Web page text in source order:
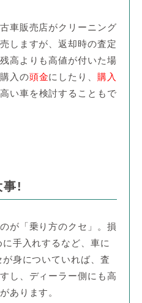
車販売店がクリーニング
しますが、返却時の査定
高よりも高値が付いた場
入の頭金にしたり、 購入
い車を検討することもで
事!
が「乗り方のクセ」。損
手入れするなど、車に
身についていれば、査
し、ディーラー側にも高
あります。